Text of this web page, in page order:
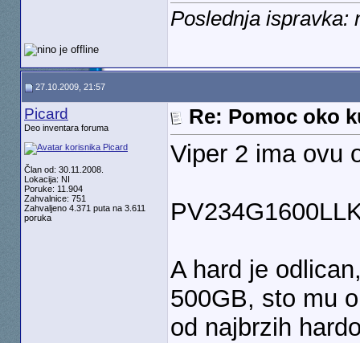
Poslednja ispravka:
27.10.2009, 21:57
Picard
Deo inventara foruma
Član od: 30.11.2008.
Lokacija: NI
Poruke: 11.904
Zahvalnice: 751
Zahvaljeno 4.371 puta na 3.611
poruka
Re: Pomoc oko
Viper 2 ima ovu
A hard je
500GB, sto mu
od najbrzih